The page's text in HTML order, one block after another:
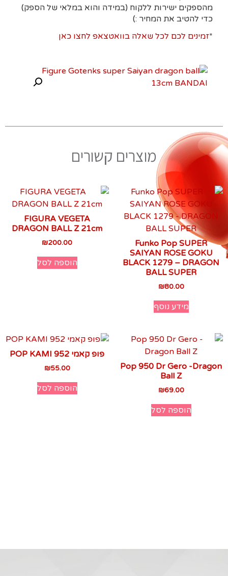
מהספקים ישירות ללקוח (במידה והוא במלאי של הספק)
כדי להטיב את המחיר :)
*זמינים לכם לכל שאלה בוואטצאפ לחצו כאן
מוצרים קשורים
Funko Pop SUPER
SAIYAN ROSE GOKU
BLACK 1279 – DRAGON
BALL SUPER
₪80.00
מידע נוסף
FIGURA VEGETA
DRAGON BALL Z 21cm
₪200.00
הוספה לסל
Pop 950 Dr Gero -Dragon
Ball Z
₪69.00
הוספה לסל
פופ קאמי 952 POP KAMI
₪55.00
הוספה לסל